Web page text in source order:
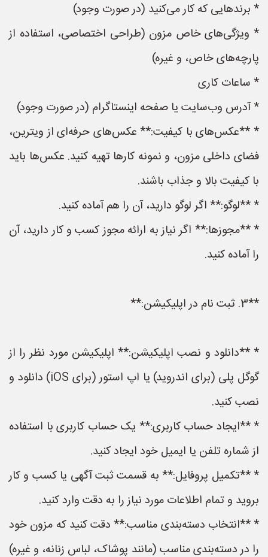
* برندهایی که کار می‌کنید (در صورت وجود)
* ویژگی‌های خاص مزون (طراحی اختصاصی، استفاده از
پارچه‌های خاص، و غیره)
* ساعات کاری
* آدرس وب‌سایت یا صفحه اینستاگرام (در صورت وجود)
* **عکس‌های با کیفیت:** عکس‌های حرفه‌ای از ویترین،
فضای داخلی مزون، و نمونه کارها تهیه کنید. عکس‌ها باید
با کیفیت بالا و جذاب باشند.
* **لوگو:** اگر لوگو دارید، آن را هم آماده کنید.
* **مجوزها:** اگر نیاز به ارائه مجوز کسب و کار دارید، آن
را آماده کنید.
**3. ثبت نام در اپلیکیشن:**
* **دانلود و نصب اپلیکیشن:** اپلیکیشن مورد نظر را از
گوگل پلی (برای اندروید) یا اپ استور (برای iOS) دانلود و
نصب کنید.
* **ایجاد حساب کاربری:** یک حساب کاربری با استفاده
از شماره تلفن یا ایمیل خود ایجاد کنید.
* **تکمیل پروفایل:** به قسمت ثبت آگهی یا کسب و کار
بروید و تمام اطلاعات مورد نیاز را به دقت وارد کنید.
* **انتخاب دسته‌بندی مناسب:** دقت کنید که مزون خود
را در دسته‌بندی مناسب (مانند پوشاک، لباس زنانه، و غیره)